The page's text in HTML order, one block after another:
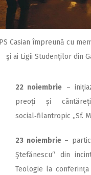
Casian împreună cu
şi ai Ligii Studenţilor din
22 noiembrie –
preoți și
social‑filantropic ,,Sf.
23 noiembrie–
Ştefănescu“ din
Teologie la